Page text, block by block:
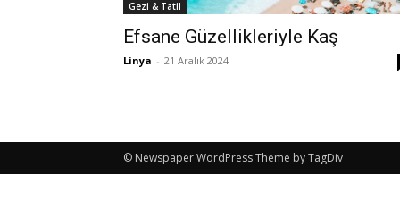
Gezi & Tatil
Efsane Güzellikleriyle Kaş
Linya - 21 Aralık 2024
© Newspaper WordPress Theme by TagDiv